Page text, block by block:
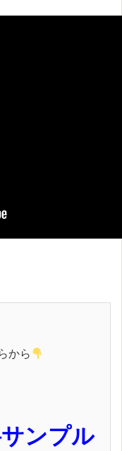
から
ンプル